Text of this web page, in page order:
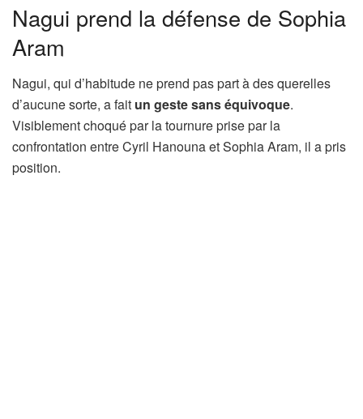
Nagui prend la défense de Sophia
Aram
Nagui, qui d’habitude ne prend pas part à des querelles
d’aucune sorte, a fait un geste sans équivoque.
Visiblement choqué par la tournure prise par la
confrontation entre Cyril Hanouna et Sophia Aram, il a pris
position.